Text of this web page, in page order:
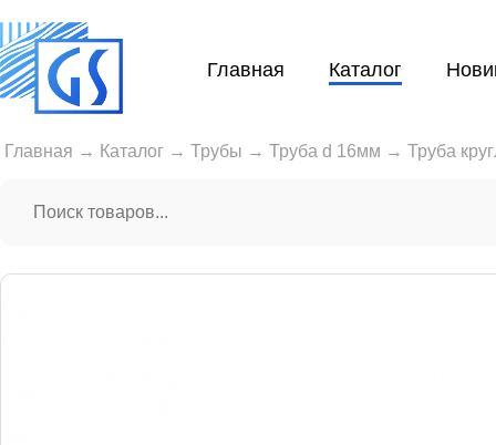
Главная Каталог
Главная → Каталог → Трубы → Труба d 16мм → Труба